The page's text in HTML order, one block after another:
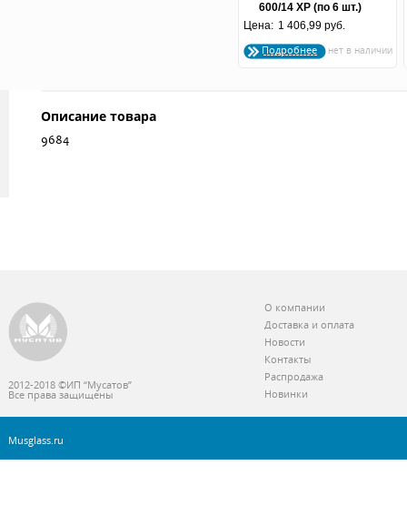
600/14 ХР (по 6 шт.)
Цена: 1 406,99 руб.
Подробнее
Описание товара
9684
2012-2018 ©ИП “Мусатов”
Все права защищены
О компании
Доставка и оплата
Новости
Контакты
Распродажа
Новинки
Musglass.ru